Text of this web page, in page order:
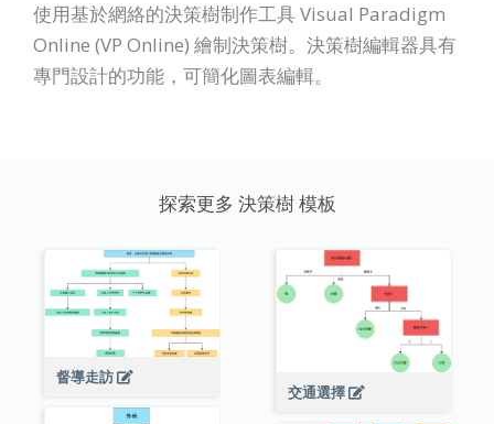
使用基於網絡的決策樹制作工具 Visual Paradigm
Online (VP Online) 繪制決策樹。決策樹編輯器具有
專門設計的功能，可簡化圖表編輯。
探索更多 決策樹 模板
督導走訪
交通選擇